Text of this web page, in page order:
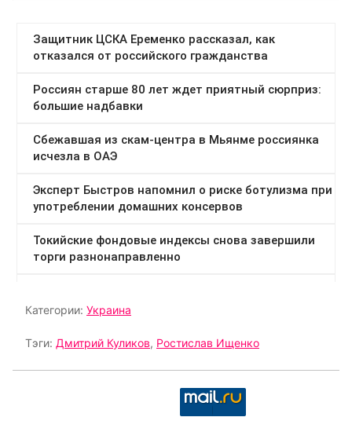
Категории: Украина
Тэги: Дмитрий Куликов, Ростислав Ищенко